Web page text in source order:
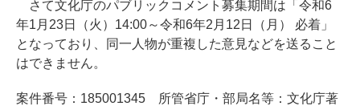
さて文化庁のパブリックコメント募集期間は「令和6
年1月23日（火）14:00～令和6年2月12日（月） 必着」
となっており、同一人物が重複した意見などを送ること
はできません。
案件番号：185001345 所管省庁・部局名等：文化庁著